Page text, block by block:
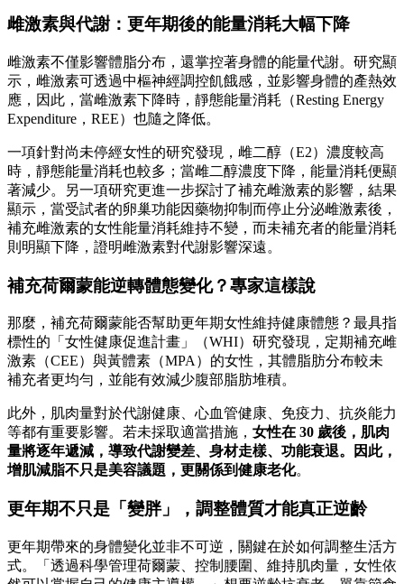
雌激素與代謝：更年期後的能量消耗大幅下降
雌激素不僅影響體脂分布，還掌控著身體的能量代謝。研究顯
示，雌激素可透過中樞神經調控飢餓感，並影響身體的產熱效
應，因此，當雌激素下降時，靜態能量消耗（Resting Energy
Expenditure，REE）也隨之降低。
一項針對尚未停經女性的研究發現，雌二醇（E2）濃度較高
時，靜態能量消耗也較多；當雌二醇濃度下降，能量消耗便顯
著減少。另一項研究更進一步探討了補充雌激素的影響，結果
顯示，當受試者的卵巢功能因藥物抑制而停止分泌雌激素後，
補充雌激素的女性能量消耗維持不變，而未補充者的能量消耗
則明顯下降，證明雌激素對代謝影響深遠。
補充荷爾蒙能逆轉體態變化？專家這樣說
那麼，補充荷爾蒙能否幫助更年期女性維持健康體態？最具指
標性的「女性健康促進計畫」（WHI）研究發現，定期補充雌
激素（CEE）與黃體素（MPA）的女性，其體脂肪分布較未
補充者更均勻，並能有效減少腹部脂肪堆積。
此外，肌肉量對於代謝健康、心血管健康、免疫力、抗炎能力
等都有重要影響。若未採取適當措施， 女性在 30 歲後，肌肉
量將逐年遞減，導致代謝變差、身材走樣、功能衰退。因此，
增肌減脂不只是美容議題，更關係到健康老化。
更年期不只是「變胖」，調整體質才能真正逆齡
更年期帶來的身體變化並非不可逆，關鍵在於如何調整生活方
式。「透過科學管理荷爾蒙、控制腰圍、維持肌肉量，女性依